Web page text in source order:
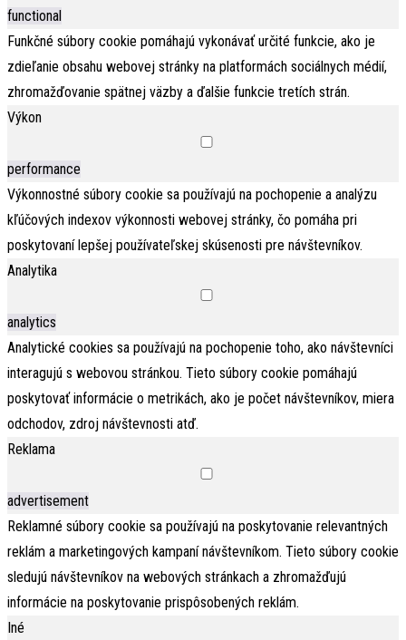
functional
Funkčné súbory cookie pomáhajú vykonávať určité funkcie, ako je
zdieľanie obsahu webovej stránky na platformách sociálnych médií,
zhromažďovanie spätnej väzby a ďalšie funkcie tretích strán.
Výkon
performance
Výkonnostné súbory cookie sa používajú na pochopenie a analýzu
kľúčových indexov výkonnosti webovej stránky, čo pomáha pri
poskytovaní lepšej používateľskej skúsenosti pre návštevníkov.
Analytika
analytics
Analytické cookies sa používajú na pochopenie toho, ako návštevníci
interagujú s webovou stránkou. Tieto súbory cookie pomáhajú
poskytovať informácie o metrikách, ako je počet návštevníkov, miera
odchodov, zdroj návštevnosti atď.
Reklama
advertisement
Reklamné súbory cookie sa používajú na poskytovanie relevantných
reklám a marketingových kampaní návštevníkom. Tieto súbory cookie
sledujú návštevníkov na webových stránkach a zhromažďujú
informácie na poskytovanie prispôsobených reklám.
Iné